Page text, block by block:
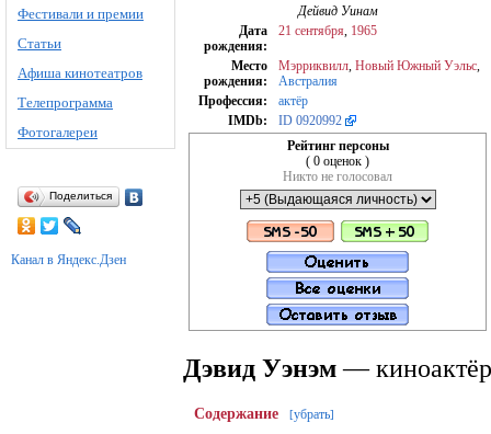
Фестивали и премии
Статьи
Афиша кинотеатров
Телепрограмма
Фотогалереи
Поделиться
Канал в Яндекс.Дзен
Дейвид Уинам
Дата
рождения:
21 сентября 1965
Место
рождения:
Мэрриквилл Новый Южный Уэльс
Австралия
Профессия:
актёр
IMDb:
ID 0920992
Рейтинг персоны
( 0 оценок )
Никто не голосовал
Дэвид Уэнэм—
Содержание [убрать]